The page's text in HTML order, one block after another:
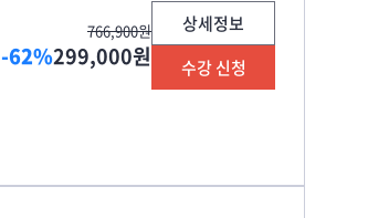
766,900원
-62%299,000원
상세정보
수강 신청